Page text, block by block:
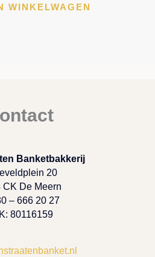
WINKELWAGEN
Banketbakkerij
20
CK De Meern
– 666 20 27
80116159